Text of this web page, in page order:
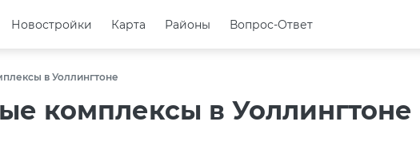
Новостройки Карта Районы Вопрос-Ответ
Новостройки Карта Районы Вопрос-Ответ
в Уоллингтоне
комплексы в Уоллингтоне